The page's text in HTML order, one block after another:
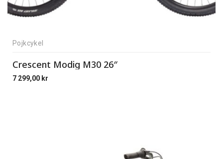
Pojkcykel
Crescent Modig M30 26″
7 299,00 kr